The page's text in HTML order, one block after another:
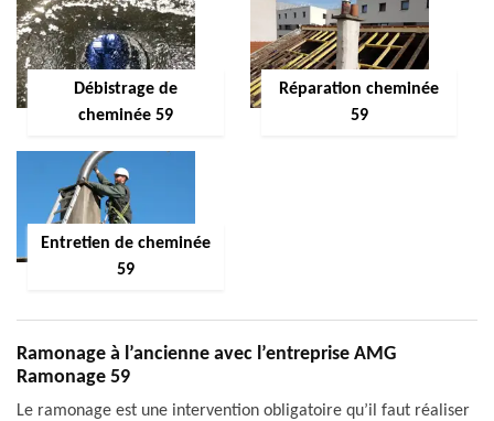
Débistrage de
cheminée 59
Réparation cheminée
59
Entretien de cheminée
59
Ramonage à l’ancienne avec l’entreprise AMG
Ramonage 59
Le ramonage est une intervention obligatoire qu’il faut réaliser